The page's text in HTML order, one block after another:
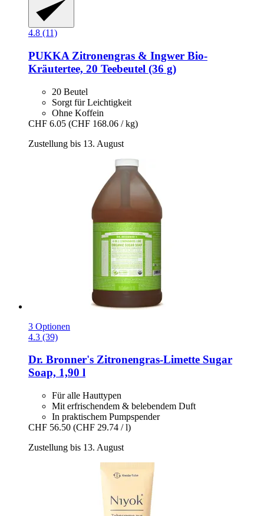
4.8 (11)
PUKKA Zitronengras & Ingwer Bio-​
Kräutertee, 20 Teebeutel (36 g)
20 Beutel
Sorgt für Leichtigkeit
Ohne Koffein
CHF 6.05 (CHF 168.06 / kg)
Zustellung bis 13. August
3 Optionen
4.3 (39)
Dr. Bronner's Zitronengras-​Limette Sugar
Soap, 1,90 l
Für alle Hauttypen
Mit erfrischendem & belebendem Duft
In praktischem Pumpspender
CHF 56.50 (CHF 29.74 / l)
Zustellung bis 13. August